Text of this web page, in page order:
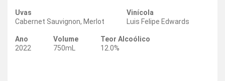
Uvas
Cabernet Sauvignon, Merlot
Vinícola
Luis Felipe Edwards
Ano
2022
Volume
750mL
Teor Alcoólico
12.0%